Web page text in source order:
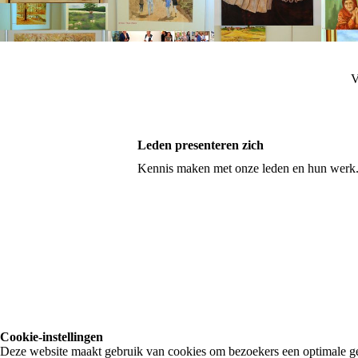
Leden presenteren zich
Kennis maken met onze leden en hun werk.
Cookie-instellingen
Deze website maakt gebruik van cookies om bezoekers een